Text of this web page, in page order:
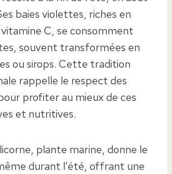
baies violettes, riches en
C, se consomment
souvent transformées en
ou sirops. Cette tradition
rappelle le respect des
profiter au mieux de ces
et nutritives.
plante marine, donne le
durant l’été, offrant une